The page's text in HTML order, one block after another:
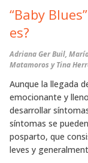
“Baby
es?
Adriana Ger Buil,
Matamoros y Tina
Aunque la llegada
emocionante y
desarrollar
síntomas se
posparto, que
leves y